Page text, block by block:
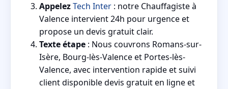
AppelezTech Inter : notre Chauffagiste à
Valence intervient 24h pour urgence et
propose un devis gratuit clair.
Texte étape : Nous couvrons Romans-sur-
Isère, Bourg-lès-Valence et Portes-lès-
Valence, avec intervention rapide et suivi
client disponible devis gratuit en ligne et